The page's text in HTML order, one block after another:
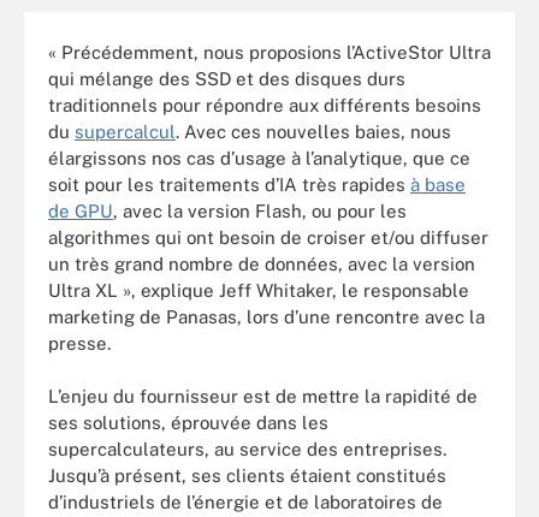
« Précédemment, nous proposions l’ActiveStor Ultra
qui mélange des SSD et des disques durs
traditionnels pour répondre aux différents besoins
du supercalcul. Avec ces nouvelles baies, nous
élargissons nos cas d’usage à l’analytique, que ce
soit pour les traitements d’IA très rapides à base
de GPU, avec la version Flash, ou pour les
algorithmes qui ont besoin de croiser et/ou diffuser
un très grand nombre de données, avec la version
Ultra XL », explique Jeff Whitaker, le responsable
marketing de Panasas, lors d’une rencontre avec la
presse.
L’enjeu du fournisseur est de mettre la rapidité de
ses solutions, éprouvée dans les
supercalculateurs, au service des entreprises.
Jusqu’à présent, ses clients étaient constitués
d’industriels de l’énergie et de laboratoires de